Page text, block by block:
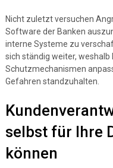
Nicht zuletzt versuchen
Software der Banken
interne Systeme zu
sich ständig weiter,
Schutzmechanismen
Gefahren standzuhalten.
selbst für Ihre
können